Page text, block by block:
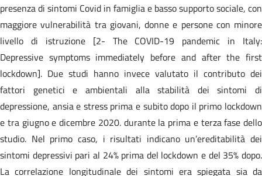
presenza di sintomi Covid in famiglia e basso supporto sociale, con
maggiore vulnerabilità tra giovani, donne e persone con minore
livello di istruzione [2- The COVID-19 pandemic in Italy:
Depressive symptoms immediately before and after the first
lockdown]. Due studi hanno invece valutato il contributo dei
fattori genetici e ambientali alla stabilità dei sintomi di
depressione, ansia e stress prima e subito dopo il primo lockdown
e tra giugno e dicembre 2020. durante la prima e terza fase dello
studio. Nel primo caso, i risultati indicano un’ereditabilità dei
sintomi depressivi pari al 24% prima del lockdown e del 35% dopo.
La correlazione longitudinale dei sintomi era spiegata sia da